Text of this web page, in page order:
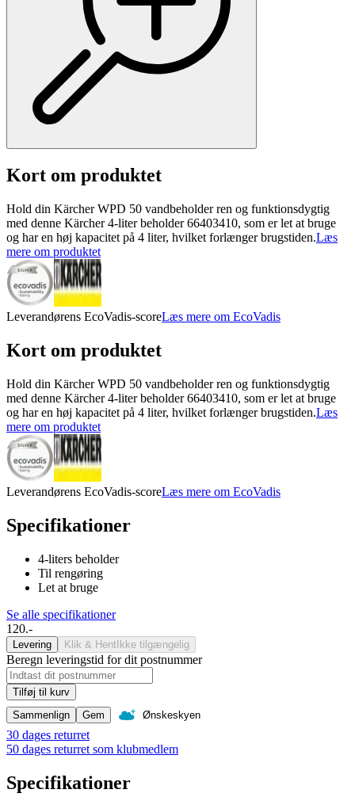
Kort om produktet
Hold din Kärcher WPD 50 vandbeholder ren og funktionsdygtig
med denne Kärcher 4-liter beholder 66403410, som er let at bruge
og har en høj kapacitet på 4 liter, hvilket forlænger brugstiden.Læs
mere om produktet
Leverandørens EcoVadis-scoreLæs mere om EcoVadis
Kort om produktet
Hold din Kärcher WPD 50 vandbeholder ren og funktionsdygtig
med denne Kärcher 4-liter beholder 66403410, som er let at bruge
og har en høj kapacitet på 4 liter, hvilket forlænger brugstiden.Læs
mere om produktet
Leverandørens EcoVadis-scoreLæs mere om EcoVadis
Specifikationer
4-liters beholder
Til rengøring
Let at bruge
Se alle specifikationer
120.-
Levering Klik & Hent Ikke tilgængelig
Beregn leveringstid for dit postnummer
Tilføj til kurv
Sammenlign
Gem Ønskeskyen
30 dages returret
50 dages returret som klubmedlem
Specifikationer